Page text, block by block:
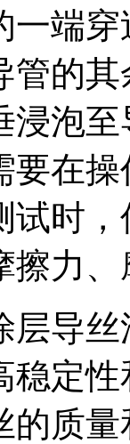
一端
管的
浸泡
要在
试时
擦力
层导
稳定
的质